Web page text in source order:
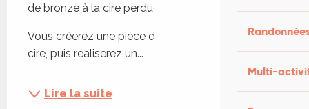
Multi-
de bronze à la cire perdue.
Vous créerez une pièce de votre conception en
cire, puis réaliserez un...
Lire la suite